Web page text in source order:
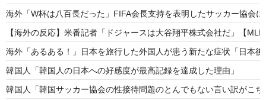
海外「W杯は八百長だった」FIFA会長支持を表明したサッカー協会
【海外の反応】米番記者「ドジャースは大谷翔平株式会社だ」【MLB
海外「あるある！」日本を旅行した外国人が患う新たな症状「日本
韓国人「韓国人の日本への好感度が最高記録を達成した理由」
韓国人「韓国サッカー協会の性接待問題のとんでもない言い訳が